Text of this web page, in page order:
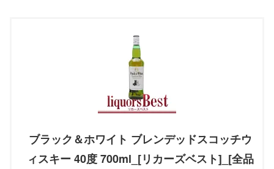
ブラック＆ホワイト ブレンデッドスコッチウ
ィスキー 40度 700ml_[リカーズベスト]_[全品